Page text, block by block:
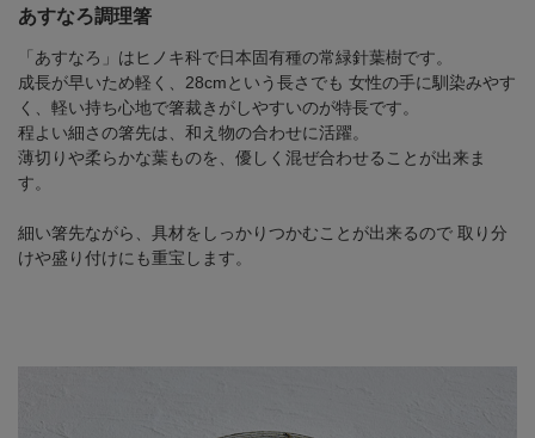
あすなろ調理箸
「あすなろ」はヒノキ科で日本固有種の常緑針葉樹です。
成長が早いため軽く、28cmという長さでも 女性の手に馴染みやす
く、軽い持ち心地で箸裁きがしやすいのが特長です。
程よい細さの箸先は、和え物の合わせに活躍。
薄切りや柔らかな葉ものを、優しく混ぜ合わせることが出来ま
す。
細い箸先ながら、具材をしっかりつかむことが出来るので 取り分
けや盛り付けにも重宝します。